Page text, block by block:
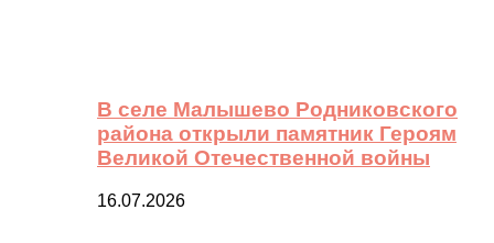
В селе Малышево Родниковского
района открыли памятник Героям
Великой Отечественной войны
16.07.2026